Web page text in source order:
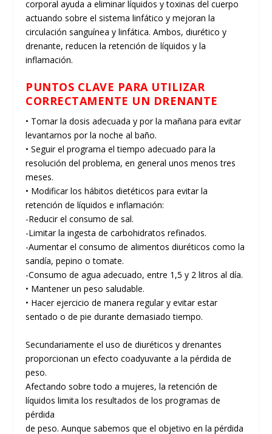
corporal ayuda a eliminar líquidos y toxinas del cuerpo
actuando sobre el sistema linfático y mejoran la
circulación sanguínea y linfática. Ambos, diurético y
drenante, reducen la retención de líquidos y la
inflamación.
PUNTOS CLAVE PARA UTILIZAR
CORRECTAMENTE UN DRENANTE
• Tomar la dosis adecuada y por la mañana para evitar
levantarnos por la noche al baño.
• Seguir el programa el tiempo adecuado para la
resolución del problema, en general unos menos tres
meses.
• Modificar los hábitos dietéticos para evitar la
retención de líquidos e inflamación:
-Reducir el consumo de sal.
-Limitar la ingesta de carbohidratos refinados.
-Aumentar el consumo de alimentos diuréticos como la
sandía, pepino o tomate.
-Consumo de agua adecuado, entre 1,5 y 2 litros al día.
• Mantener un peso saludable.
• Hacer ejercicio de manera regular y evitar estar
sentado o de pie durante demasiado tiempo.
Secundariamente el uso de diuréticos y drenantes
proporcionan un efecto coadyuvante a la pérdida de
peso.
Afectando sobre todo a mujeres, la retención de
líquidos limita los resultados de los programas de
pérdida
de peso. Aunque sabemos que el objetivo en la pérdida